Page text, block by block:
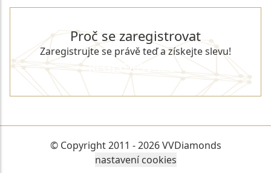
Proč se zaregistrovat
Zaregistrujte se právě teď a získejte slevu!
REGISTROVAT SE
© Copyright 2011 - 2026 VVDiamonds
nastavení cookies